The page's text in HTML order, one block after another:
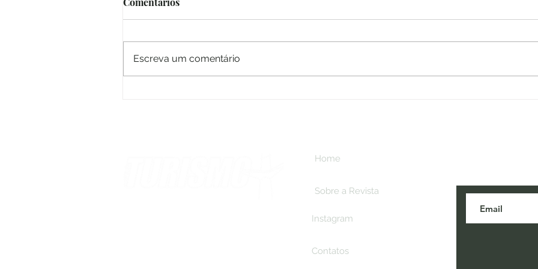
Escreva um comentário
Home
Sobre a Revista
Instagram
Contatos